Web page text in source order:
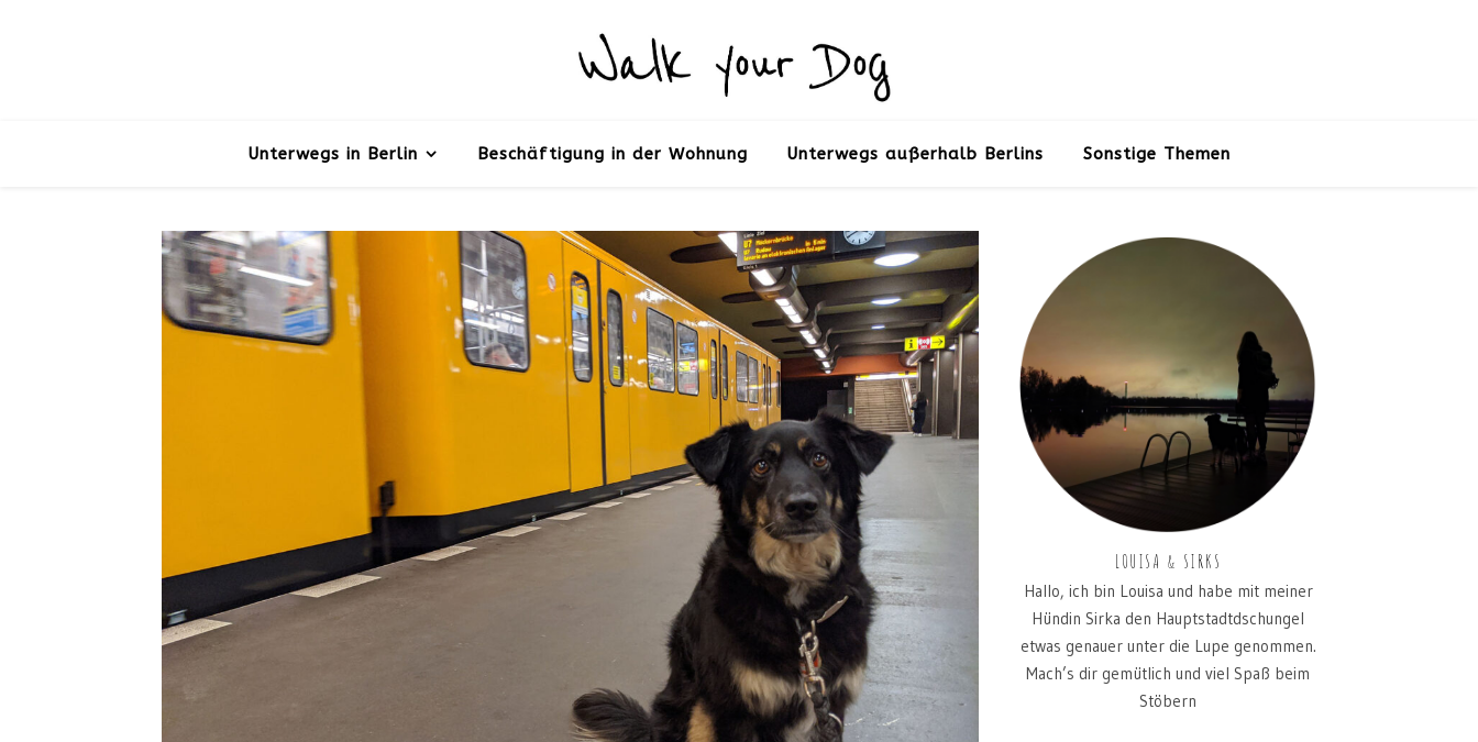
Unterwegs in Berlin Beschäftigung in der Wohnung Unterwegs außerhalb Berlins Sonstige Themen
LOUISA & SIRKS
Hallo, ich bin Louisa und habe mit meiner
Hündin Sirka den Hauptstadtdschungel
etwas genauer unter die Lupe genommen.
Mach’s dir gemütlich und viel Spaß beim
Stöbern